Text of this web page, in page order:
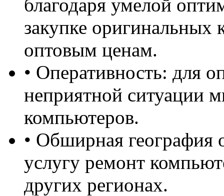
благодаря умелой
закупке
оптовым ценам.
• Оперативность: для
неприятной ситуации
компьютеров.
• Обширная география
услугу ремонт
других регионах.